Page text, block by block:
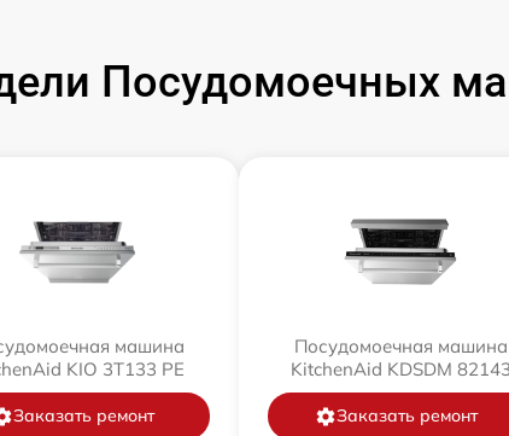
Посудомоечных
машина
KIO 3T133 PE
Заказать ремонт
Посудомоечная машина
KitchenAid KDSDM
Заказать ремонт